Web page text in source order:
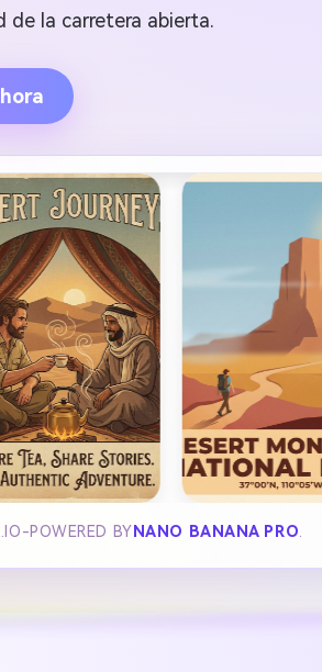
de la carretera abierta.
POWERED BY NANO BANANA PRO